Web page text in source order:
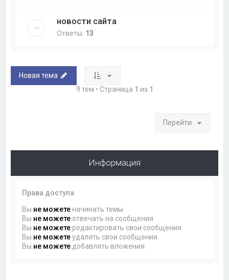
новости сайта
Ответы: 13
Новая тема
9 тем • Страница 1 из 1
Перейти
Информация
Права доступа
Вы не можете начинать темы
Вы не можете отвечать на сообщения
Вы не можете редактировать свои сообщения
Вы не можетеудалять свои сообщения
Вы не можете добавлять вложения